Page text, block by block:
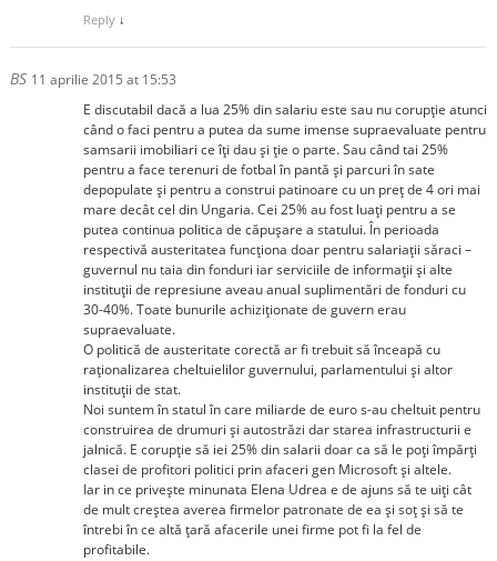
Reply ↓
BS 11 aprilie 2015 at 15:53
E discutabil dacă a lua 25% din salariu este sau nu corupție atunci
când o faci pentru a putea da sume imense supraevaluate pentru
samsarii imobiliari ce îți dau și ție o parte. Sau când tai 25%
pentru a face terenuri de fotbal în pantă și parcuri în sate
depopulate și pentru a construi patinoare cu un preț de 4 ori mai
mare decât cel din Ungaria. Cei 25% au fost luați pentru a se
putea continua politica de căpușare a statului. În perioada
respectivă austeritatea funcționa doar pentru salariații săraci –
guvernul nu taia din fonduri iar serviciile de informații și alte
instituții de represiune aveau anual suplimentări de fonduri cu
30-40%. Toate bunurile achiziționate de guvern erau
supraevaluate.
O politică de austeritate corectă ar fi trebuit să înceapă cu
raționalizarea cheltuielilor guvernului, parlamentului și altor
instituții de stat.
Noi suntem în statul în care miliarde de euro s-au cheltuit pentru
construirea de drumuri și autostrăzi dar starea infrastructurii e
jalnică. E corupție să iei 25% din salarii doar ca să le poți împărți
clasei de profitori politici prin afaceri gen Microsoft și altele.
Iar in ce privește minunata Elena Udrea e de ajuns să te uiți cât
de mult creștea averea firmelor patronate de ea și soț și să te
întrebi în ce altă țară afacerile unei firme pot fi la fel de
profitabile.